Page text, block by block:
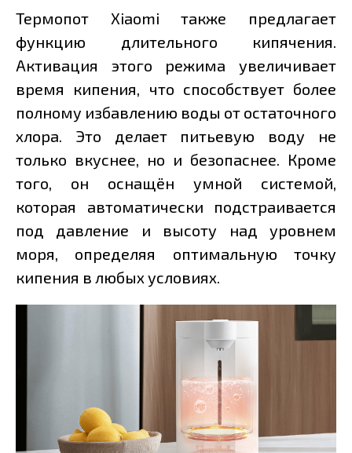
Термопот Xiaomi также предлагает
функцию длительного кипячения.
Активация этого режима увеличивает
время кипения, что способствует более
полному избавлению воды от остаточного
хлора. Это делает питьевую воду не
только вкуснее, но и безопаснее. Кроме
того, он оснащён умной системой,
которая автоматически подстраивается
под давление и высоту над уровнем
моря, определяя оптимальную точку
кипения в любых условиях.